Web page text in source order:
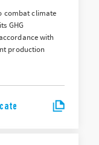
combat climate
GHG
with
production